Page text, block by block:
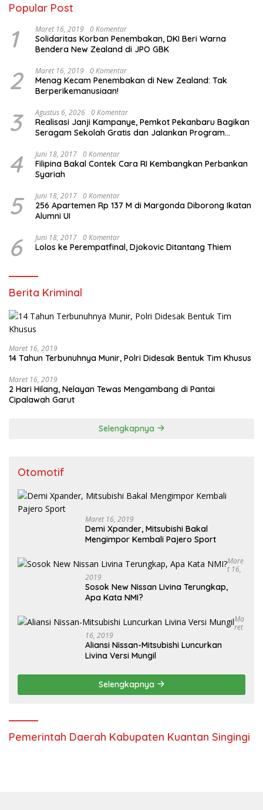
Popular Post
1 Maret 16, 2019 0 Komentar
Solidaritas Korban Penembakan, DKI Beri Warna
Bendera New Zealand di JPO GBK
2 Maret 16, 2019 0 Komentar
Menag Kecam Penembakan di New Zealand: Tak
Berperikemanusiaan!
3 Agustus 6, 2026 0 Komentar
Realisasi Janji Kampanye, Pemkot Pekanbaru Bagikan
Seragam Sekolah Gratis dan Jalankan Program
4 Juni 18, 2017 0 Komentar
Filipina Bakal Contek Cara RI Kembangkan Perbankan
Syariah
5 Juni 18, 2017 0 Komentar
256 Apartemen Rp 137 M di Margonda Diborong Ikatan
Alumni UI
6 Juni 18, 2017 0 Komentar
Lolos ke Perempatfinal, Djokovic Ditantang Thiem
Berita Kriminal
Maret 16, 2019
14 Tahun Terbunuhnya Munir, Polri Didesak Bentuk Tim Khusus
Maret 16, 2019
2 Hari Hilang, Nelayan Tewas Mengambang di Pantai
Cipalawah Garut
Selengkapnya
Otomotif
Maret 16, 2019
Demi Xpander, Mitsubishi Bakal
Mengimpor Kembali Pajero Sport
Mare
T 16,
2019
Sosok New Nissan Livina Terungkap,
Apa Kata NMI?
Ma
Ret
16, 2019
Aliansi Nissan-Mitsubishi Luncurkan
Livina Versi Mungil
Selengkapnya
Pemerintah Daerah Kabupaten Kuantan Singingi